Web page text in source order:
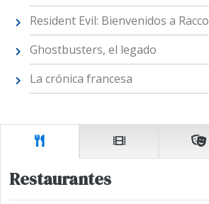
Resident Evil: Bienvenidos a
Ghostbusters, el legado
La crónica francesa
Restaurantes